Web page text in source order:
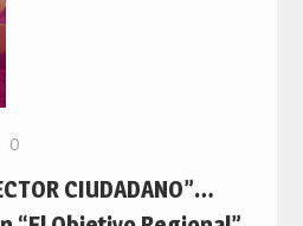
0
CIUDADANO”…